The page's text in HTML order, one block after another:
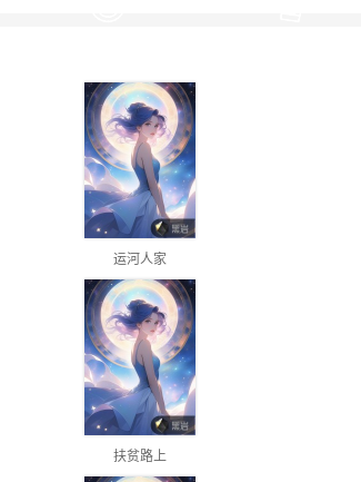
运河人家
扶贫路上